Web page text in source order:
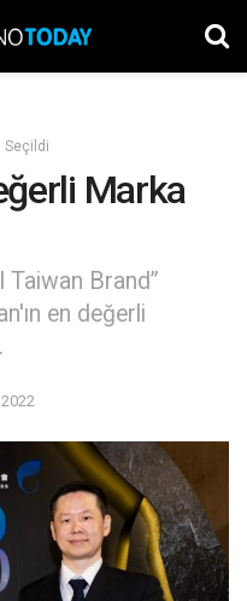
Seçildi
Marka
Taiwan Brand”
en değerli